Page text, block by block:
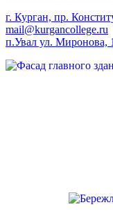
г. Курган, пр.
mail@kurgancollege.ru
п.Увал ул. Миронова,